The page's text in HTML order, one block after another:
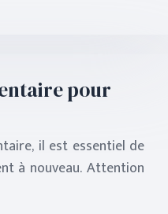
pour
il est essentiel de
à nouveau. Attention